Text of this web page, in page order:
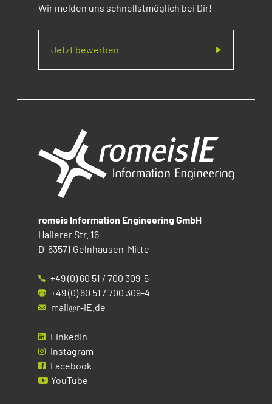
Wir melden uns schnellstmöglich bei Dir!
Jetzt bewerben
romeis Information Engineering GmbH
Hailerer Str. 16
D-63571 Gelnhausen-Mitte
+49 (0) 60 51 / 700 309-5
+49 (0) 60 51 / 700 309-4
mail@r-IE.de
LinkedIn
Instagram
Facebook
YouTube